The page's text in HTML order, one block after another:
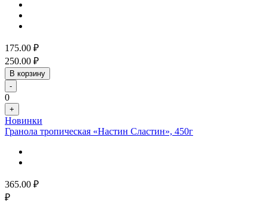
175.00 ₽
250.00 ₽
В корзину
-
0
+
Новинки
Гранола тропическая «Настин Сластин», 450г
365.00 ₽
₽